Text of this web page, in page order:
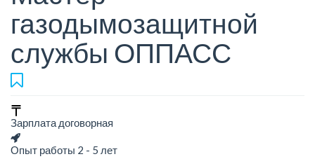
газодымозащитной
службы ОППАСС
Зарплата договорная
Опыт работы 2 - 5 лет